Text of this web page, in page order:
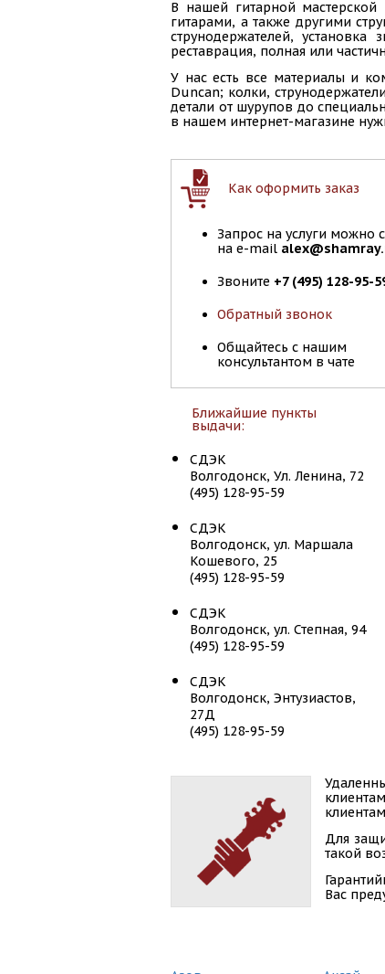
В нашей гитарной мастерской
гитарами, а также другими
струнодержателей,
реставрация, полная или
У нас есть все материалы и
Duncan; колки,
детали от шурупов до
в нашем интернет-магазине
Как оформить заказ
Запрос на услуги можно
на e-mail
Звоните +7 (495) 128-95-
Обратный звонок
Общайтесь с нашим
консультантом в чате
Ближайшие пункты
выдачи:
СДЭК
Волгодонск, Ул. Ленина, 72
(495) 128-95-59
СДЭК
Волгодонск, ул. Маршала
Кошевого, 25
(495) 128-95-59
СДЭК
Волгодонск, ул. Степная, 94
(495) 128-95-59
СДЭК
Волгодонск, Энтузиастов,
27Д
(495) 128-95-59
Для
такой
Вас